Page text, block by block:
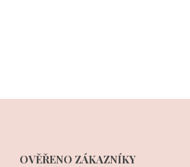
OVĚŘENO ZÁKAZNÍKY